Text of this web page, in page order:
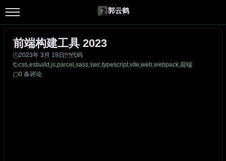
郭云鹤
前端构建工具 2023
2023年 3月 19日
代码
css,esbuild ,js,parcel ,sass,swc,typescript,vite,web,webpack,前端
0 条评论